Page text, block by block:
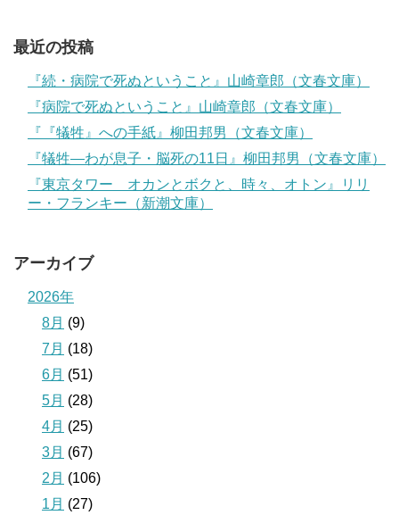
最近の投稿
『続・病院で死ぬということ』山崎章郎（文春文庫）
『病院で死ぬということ』山崎章郎（文春文庫）
『『犠牲』への手紙』柳田邦男（文春文庫）
『犠牲―わが息子・脳死の11日』柳田邦男（文春文庫）
『東京タワー オカンとボクと、時々、オトン』リリ
ー・フランキー（新潮文庫）
アーカイブ
2026年
8月 (9)
7月 (18)
6月 (51)
5月 (28)
4月 (25)
3月 (67)
2月 (106)
1月 (27)